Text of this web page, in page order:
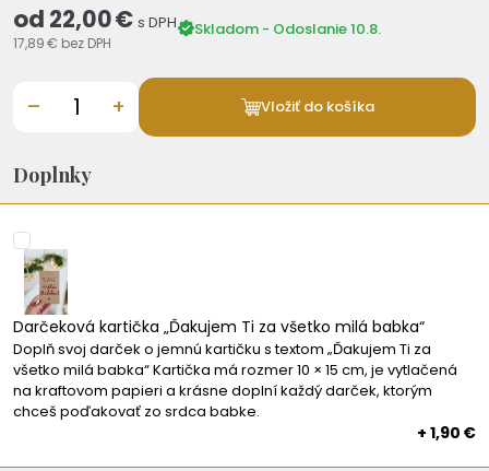
od 22,00 € s DPH
17,89 € bez DPH
Skladom - Odoslanie 10.8.
– + Vložiť do košíka
Doplnky
Darčeková kartička „Ďakujem Ti za všetko milá babka“
Doplň svoj darček o jemnú kartičku s textom „Ďakujem Ti za
všetko milá babka“ Kartička má rozmer 10 × 15 cm, je vytlačená
na kraftovom papieri a krásne doplní každý darček, ktorým
chceš poďakovať zo srdca babke.
+ 1,90 €